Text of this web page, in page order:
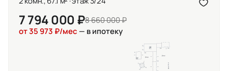
7 794 000 ₽8 660 000 ₽
от 35 973 ₽/мес — в ипотеку